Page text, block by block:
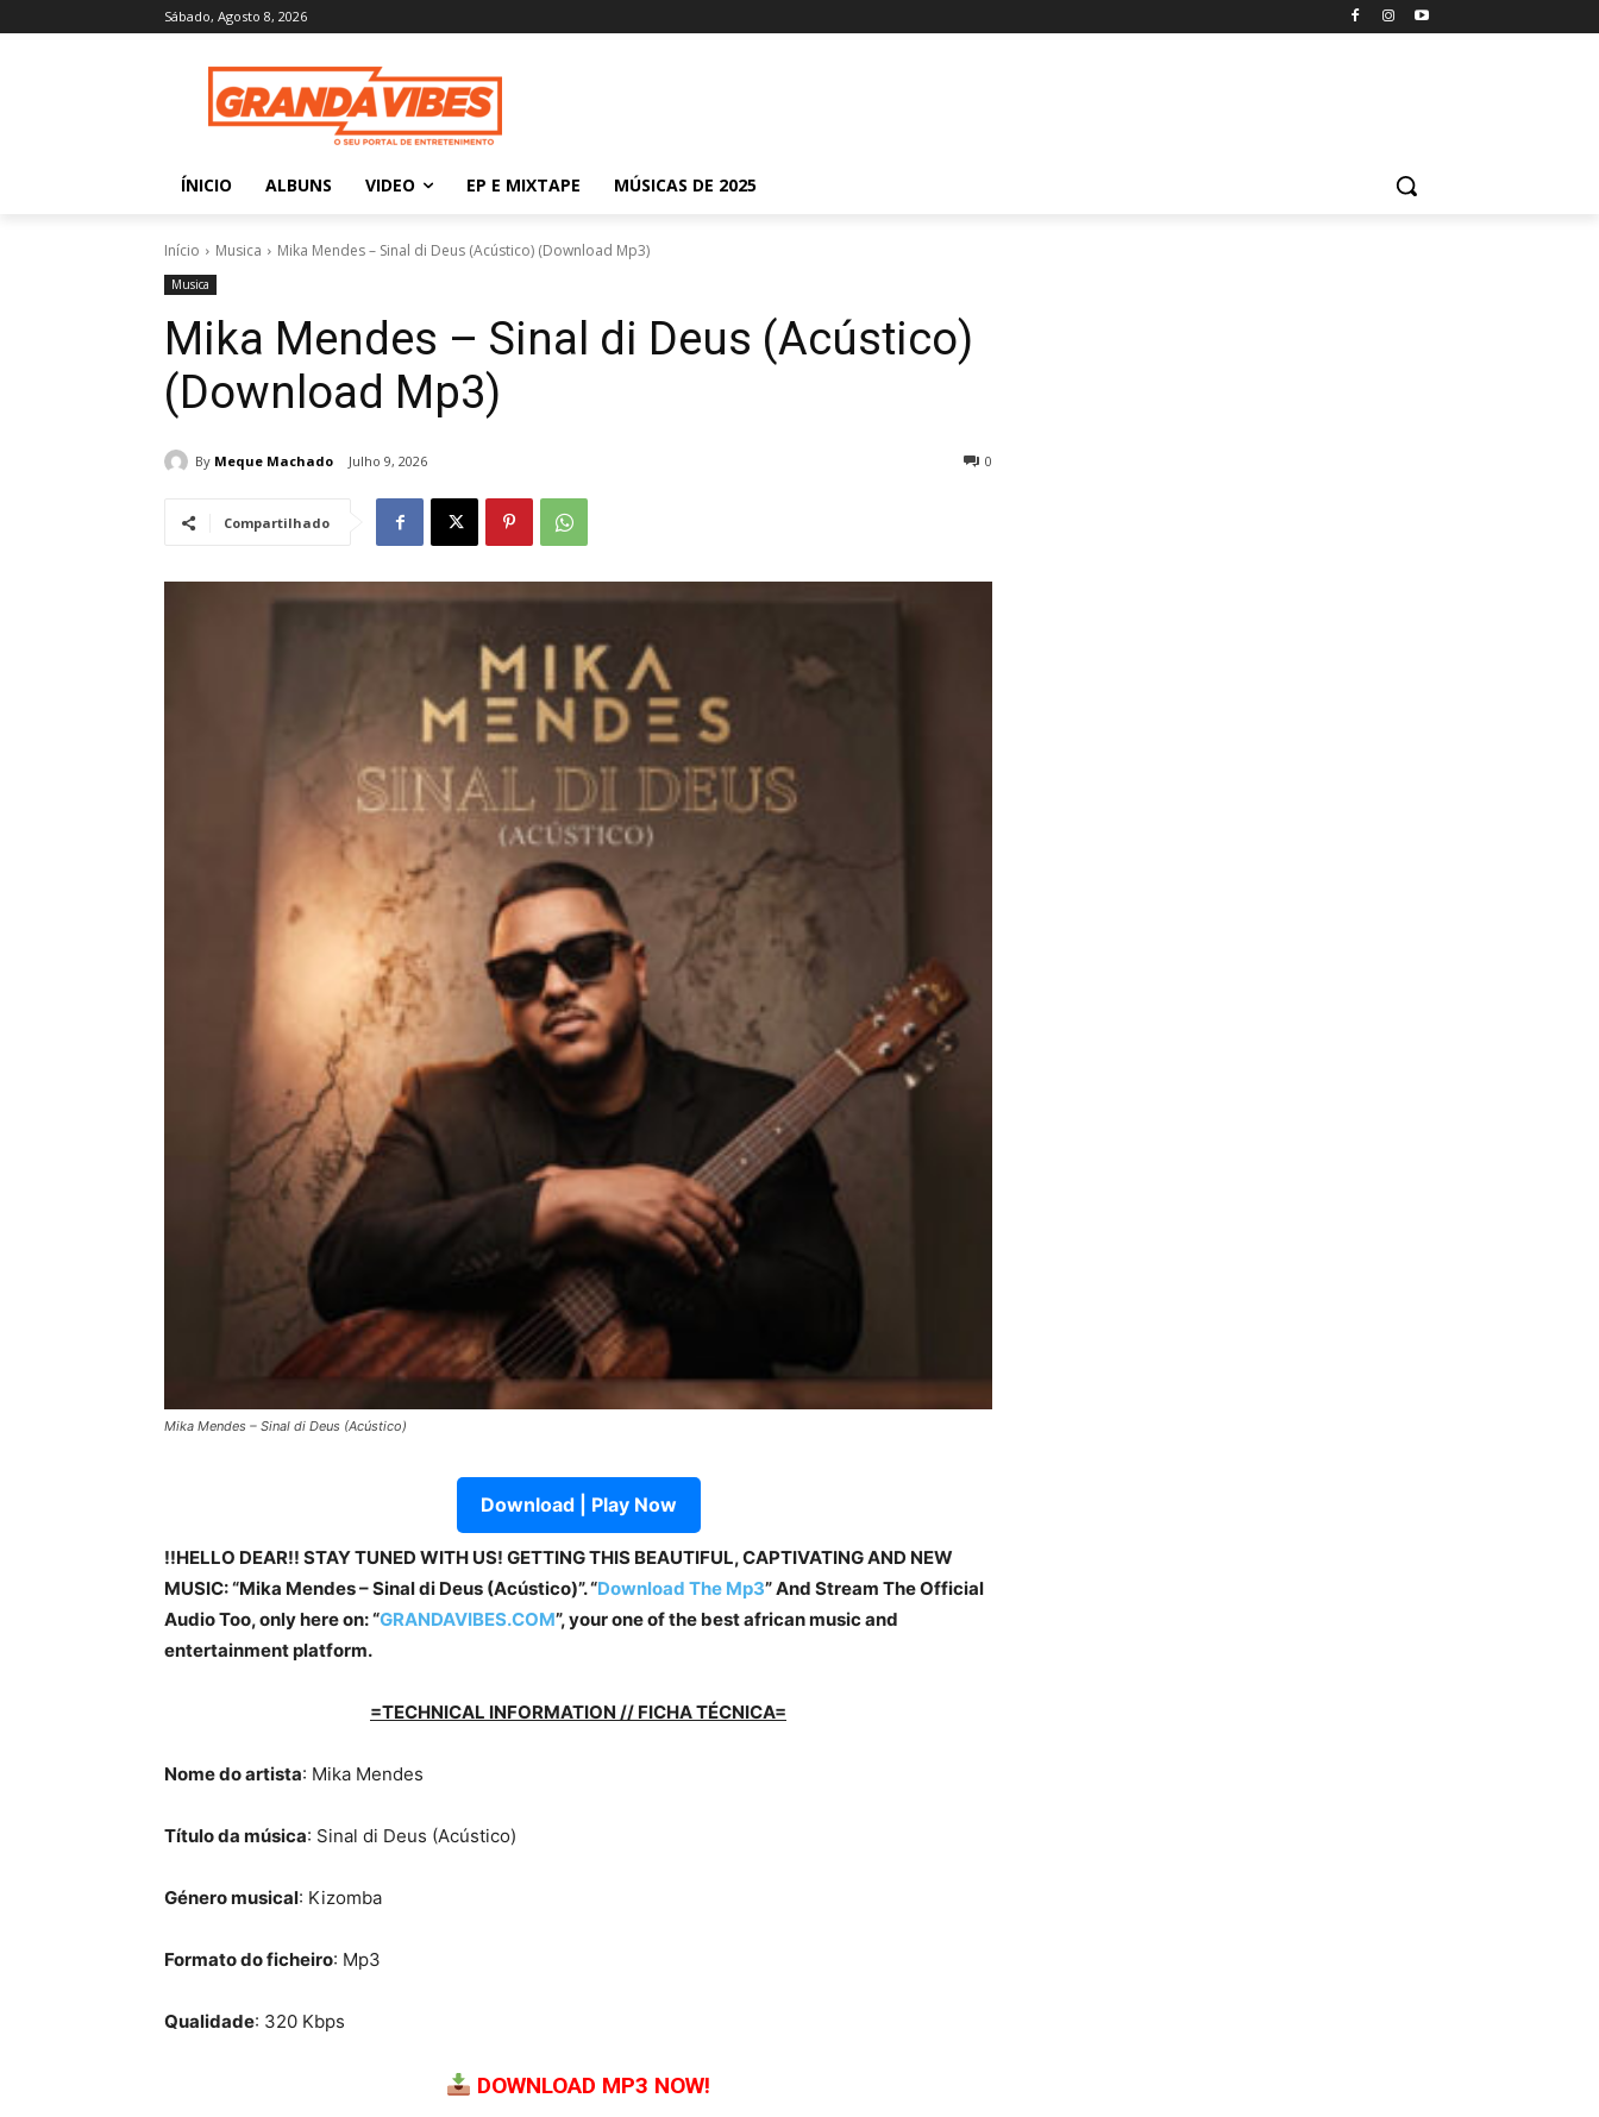
Sábado, Agosto 8, 2026
ÍNICIO ALBUNS VIDEO EP E MIXTAPE MÚSICAS DE 2025
Início Musica Mika Mendes – Sinal di Deus (Acústico) (Download Mp3)
Musica
Mika Mendes – Sinal di Deus (Acústico)
(Download Mp3)
By Meque Machado Julho 9, 2026 0
Compartilhado
Mika Mendes – Sinal di Deus (Acústico)
Download | Play Now
!!HELLO DEAR!! STAY TUNED WITH US! GETTING THIS BEAUTIFUL, CAPTIVATING AND NEW
MUSIC: “Mika Mendes – Sinal di Deus (Acústico)”. “Download The Mp3” And Stream The Official
Audio Too, only here on: “GRANDAVIBES.COM”, your one of the best african music and
entertainment platform.
=TECHNICAL INFORMATION // FICHA TÉCNICA=
Nome do artista: Mika Mendes
Título da música: Sinal di Deus (Acústico)
Género musical: Kizomba
Formato do ficheiro: Mp3
Qualidade: 320 Kbps
DOWNLOAD MP3 NOW!